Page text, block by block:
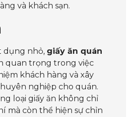
và khách sạn.
dụng nhỏ, giấy ăn quán
quan trọng trong việc
khách hàng và xây
nghiệp cho quán.
loại giấy ăn không chỉ
mà còn thể hiện sự chỉn